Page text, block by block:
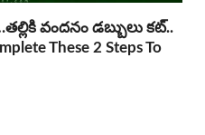
వందనం డబ్బులు కట్..
These 2 Steps To